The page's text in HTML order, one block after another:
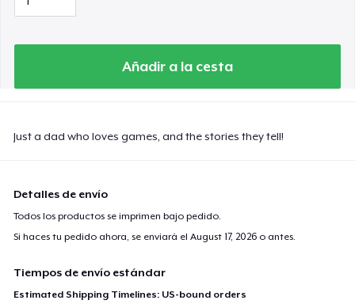
Añadir a la cesta
Just a dad who loves games, and the stories they tell!
Detalles de envío
Todos los productos se imprimen bajo pedido.
Si haces tu pedido ahora, se enviará elAugust 17, 2026 o antes.
Tiempos de envío estándar
Estimated Shipping Timelines: US-bound orders